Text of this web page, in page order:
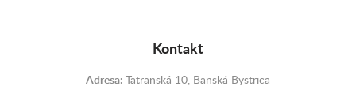
Kontakt
Adresa: Tatranská 10, Banská Bystrica